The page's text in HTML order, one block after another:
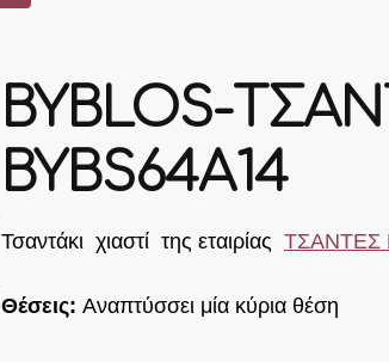
BYBLOS-
BYBS64A14
Τσαντάκι χιαστί της εταιρίαςΤΣΑΝΤΕΣ
Θέσεις:Αναπτύσσει μία κύρια θέση